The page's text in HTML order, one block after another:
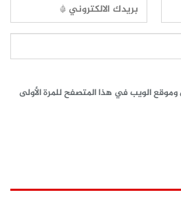
الويب في هذا المتصفح للمرة الأولى